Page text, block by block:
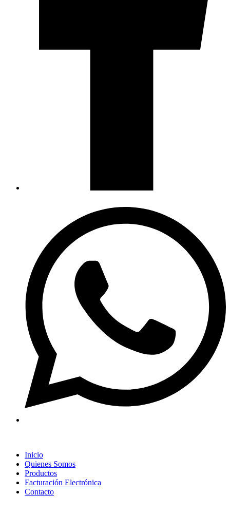
Inicio
Quienes Somos
Productos
Facturación Electrónica
Contacto